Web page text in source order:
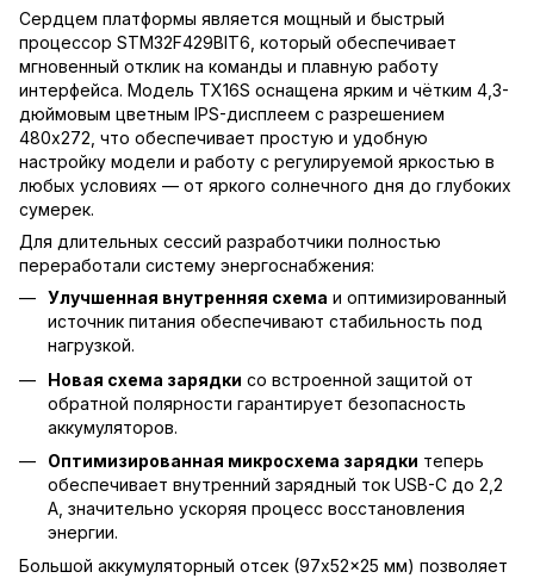
Сердцем платформы является мощный и быстрый
процессор STM32F429BIT6, который обеспечивает
мгновенный отклик на команды и плавную работу
интерфейса. Модель TX16S оснащена ярким и чётким 4,3-
дюймовым цветным IPS-дисплеем с разрешением
480x272, что обеспечивает простую и удобную
настройку модели и работу с регулируемой яркостью в
любых условиях — от яркого солнечного дня до глубоких
сумерек.
Для длительных сессий разработчики полностью
переработали систему энергоснабжения:
Улучшенная внутренняя схема и оптимизированный
источник питания обеспечивают стабильность под
нагрузкой.
Новая схема зарядки со встроенной защитой от
обратной полярности гарантирует безопасность
аккумуляторов.
Оптимизированная микросхема зарядки теперь
обеспечивает внутренний зарядный ток USB-C до 2,2
А, значительно ускоряя процесс восстановления
энергии.
Большой аккумуляторный отсек (97x52x25 мм) позволяет